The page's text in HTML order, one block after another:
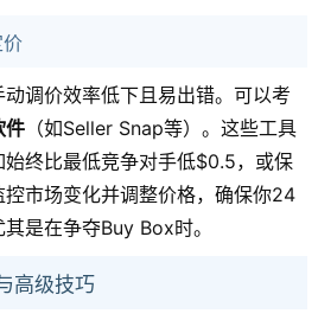
价
调价效率低下且易出错。可以考
件（如Seller Snap等）。这些工具
终比最低竞争对手低$0.5，或保
市场变化并调整价格，确保你24
是在争夺Buy Box时。
高级技巧